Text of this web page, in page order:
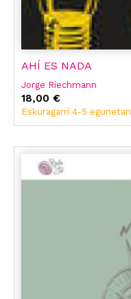
AHÍ ES NADA
Jorge Riechmann
18,00 €
Eskuragarri 4-5 egunetan